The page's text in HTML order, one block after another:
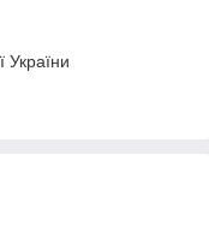
України